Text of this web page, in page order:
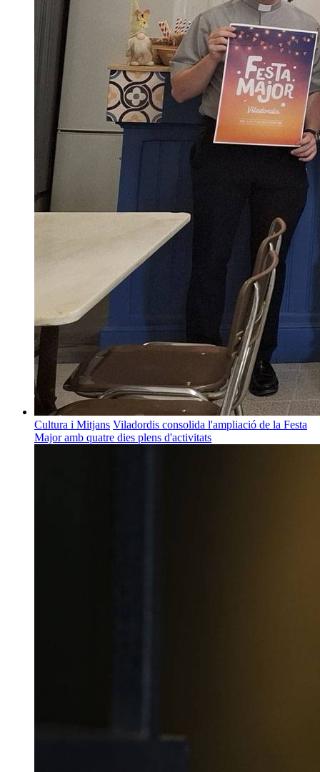
Cultura i Mitjans Viladordis consolida l'ampliació de la Festa
Major amb quatre dies plens d'activitats